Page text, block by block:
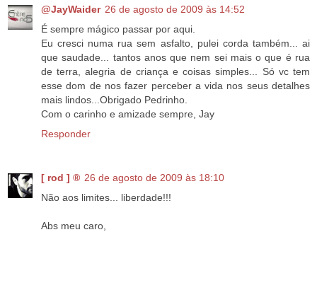
@JayWaider 26 de agosto de 2009 às 14:52
É sempre mágico passar por aqui.
Eu cresci numa rua sem asfalto, pulei corda também... ai
que saudade... tantos anos que nem sei mais o que é rua
de terra, alegria de criança e coisas simples... Só vc tem
esse dom de nos fazer perceber a vida nos seus detalhes
mais lindos...Obrigado Pedrinho.
Com o carinho e amizade sempre, Jay
Responder
[ rod ] ® 26 de agosto de 2009 às 18:10
Não aos limites... liberdade!!!
Abs meu caro,